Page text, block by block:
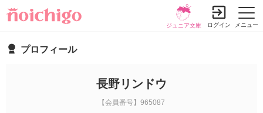
メニュー
ジュニア文庫 ログイン
プロフィール
長野リンドウ
【会員番号】965087